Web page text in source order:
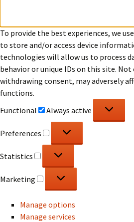
To provide the best experiences, we
to store and/or access device
technologies will allow us to process
behavior or unique IDs on this site.
withdrawing consent, may adversely
functions.
Functional
Always active
Preferences
Statistics
Marketing
Manage options
Manage services